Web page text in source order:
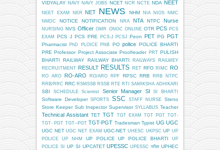
VIDYALAY NAVY NAVY JOBS NCET NCR NCTE NDA NEET
NEET EXAM NER NET NEWS NHM NIA NIOS
NMC
NMDC
NOTICE NOTIFICATION NRA NTA NTPC Nurse
NURSING NVS Officer OMR ONGC ONLINE OTR PCS PCS
EXAM
PCS J PCS PRE PCS-J PCSJ Peon PET PG PGT
Pharmacist PhD PLOICE PNB PO police
POLICE BHARTI
PRE Professor Project Associate Proofreader PRT PULISH
BHARTI
RAILWAY RAILWAY BHARTI RAILWAYS
RAILWEY
RECRUITMENT RESULT RESULTS RET RFO RIMC RO
RO ARO RO-ARO RO/ARO RPF RPSC RRB
RRB NTPC
RRB/RRC RRC RSMSSB RSSB RTE RTI SAMIKSHA ADHIKARI
SBI SCHEDULE Scientist Senior Manager SI SI BHARTI
Software Developer SPORTS SSC STAFF NURSE
Steno
Store Keeper Sub Inspector Supervisor SYLLABUS Teacher
Technical Assistant TET TGT TGT EXAM TGT PGT TGT-
TGT- PGT TGT--PGT TGT-PGT Tradesman Typist UG UGC
UGC NET UGC NET EXAM UGC-NET UHESC UKPSC UP UP
POLICE
UP NHM UP POLICE UP POLICE BHARTI
UP
POLICE SI
UP SI UPCATET UPESSC UPESSC परीक्षा UPHEC